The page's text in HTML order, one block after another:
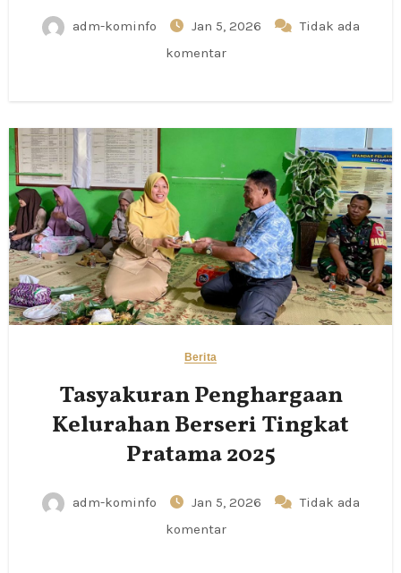
adm-kominfo Jan 5, 2026
Tidak ada
komentar
Berita
Tasyakuran Penghargaan
Kelurahan Berseri Tingkat
Pratama 2025
adm-kominfo Jan 5, 2026
Tidak ada
komentar